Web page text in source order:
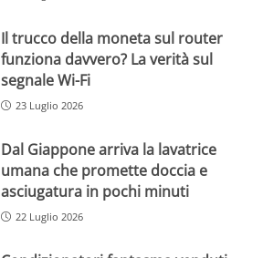
Il trucco della moneta sul router
funziona davvero? La verità sul
segnale Wi-Fi
23 Luglio 2026
Dal Giappone arriva la lavatrice
umana che promette doccia e
asciugatura in pochi minuti
22 Luglio 2026